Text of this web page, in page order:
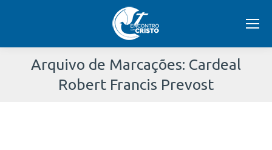
Arquivo de Marcações: Cardeal
Robert Francis Prevost